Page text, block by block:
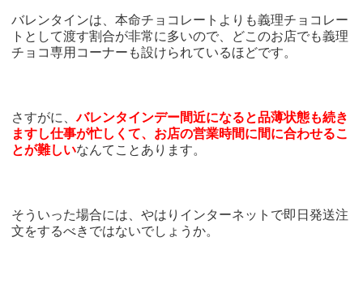
バレンタインは、本命チョコレートよりも義理チョコレー
トとして渡す割合が非常に多いので、どこのお店でも義理
チョコ専用コーナーも設けられているほどです。
さすがに、バレンタインデー間近になると品薄状態も続き
ますし仕事が忙しくて、お店の営業時間に間に合わせるこ
とが難しいなんてことあります。
そういった場合には、やはりインターネットで即日発送注
文をするべきではないでしょうか。